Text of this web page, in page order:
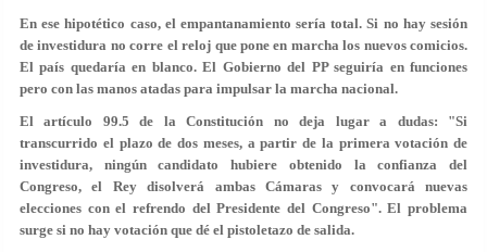
En ese hipotético caso, el empantanamiento sería total. Si no hay sesión
de investidura no corre el reloj que pone en marcha los nuevos comicios.
El país quedaría en blanco. El Gobierno del PP seguiría en funciones
pero con las manos atadas para impulsar la marcha nacional.
El artículo 99.5 de la Constitución no deja lugar a dudas: "Si
transcurrido el plazo de dos meses, a partir de la primera votación de
investidura, ningún candidato hubiere obtenido la confianza del
Congreso, el Rey disolverá ambas Cámaras y convocará nuevas
elecciones con el refrendo del Presidente del Congreso". El problema
surge si no hay votación que dé el pistoletazo de salida.